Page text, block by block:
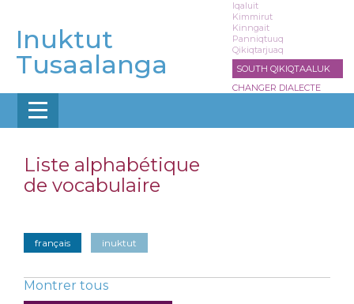
contenu
principal
Inuktut
Tusaalanga
Iqaluit
Kimmirut
Kinngait
Panniqtuuq
Qikiqtarjuaq
SOUTH QIKIQTAALUK
CHANGER DIALECTE
Liste alphabétique
de vocabulaire
français inuktut
Montrer tous